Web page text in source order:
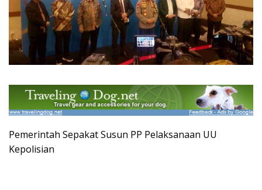
Pemerintah Sepakat Susun PP Pelaksanaan UU
Kepolisian